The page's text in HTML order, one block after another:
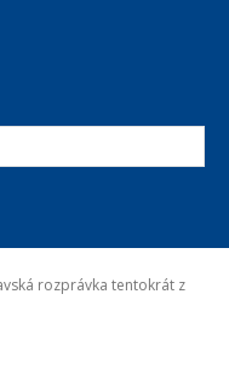
rozprávka tentokrát z